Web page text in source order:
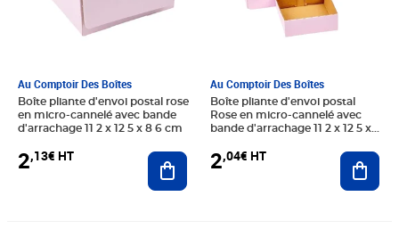
Au Comptoir Des Boîtes
Boîte pliante d'envoi postal rose
en micro-cannelé avec bande
d'arrachage 11 2 x 12 5 x 8 6 cm
2,13€ HT Ajouter au panier
Au Comptoir Des Boîtes
Boîte pliante d'envoi postal
Rose en micro-cannelé avec
bande d'arrachage 11 2 x 12 5 x 4
2,04€ HT